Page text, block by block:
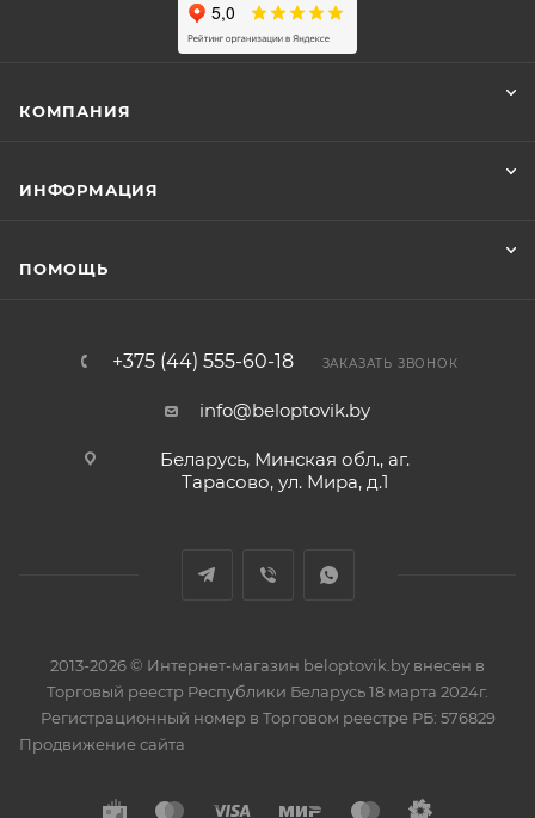
КОМПАНИЯ
ИНФОРМАЦИЯ
ПОМОЩЬ
+375 (44) 555-60-18 ЗАКАЗАТЬ ЗВОНОК
info@beloptovik.by
Беларусь, Минская обл., аг.
Тарасово, ул. Мира, д.1
2013-2026 © Интернет-магазин beloptovik.by внесен в
Торговый реестр Республики Беларусь 18 марта 2024г.
Регистрационный номер в Торговом реестре РБ: 576829
Продвижение сайта